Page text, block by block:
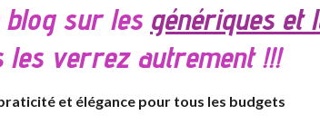
sur les génériques et
verrez autrement !!!
et élégance pour tous les budgets